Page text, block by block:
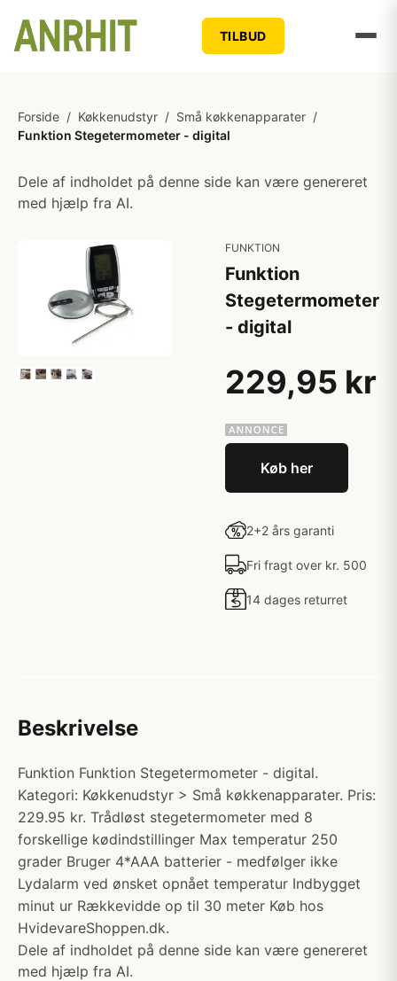
TILBUD
Forside / Køkkenudstyr / Små køkkenapparater /
Funktion Stegetermometer - digital
Dele af indholdet på denne side kan være genereret
med hjælp fra AI.
FUNKTION
Funktion
Stegetermometer
- digital
229,95 kr
Køb her
2+2 års garanti
Fri fragt over kr. 500
14 dages returret
Beskrivelse
Funktion Funktion Stegetermometer - digital.
Kategori: Køkkenudstyr > Små køkkenapparater. Pris:
229.95 kr. Trådløst stegetermometer med 8
forskellige kødindstillinger Max temperatur 250
grader Bruger 4*AAA batterier - medfølger ikke
Lydalarm ved ønsket opnået temperatur Indbygget
minut ur Rækkevidde op til 30 meter Køb hos
HvidevareShoppen.dk.
Dele af indholdet på denne side kan være genereret
med hjælp fra AI.